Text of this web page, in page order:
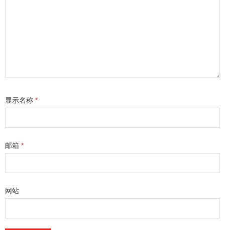
显示名称 *
邮箱 *
网站